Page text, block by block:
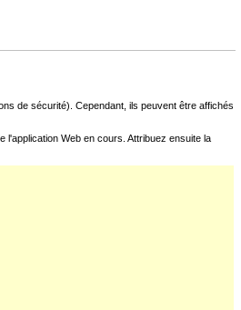
de sécurité). Cependant, ils peuvent être affichés
Web en cours. Attribuez ensuite la